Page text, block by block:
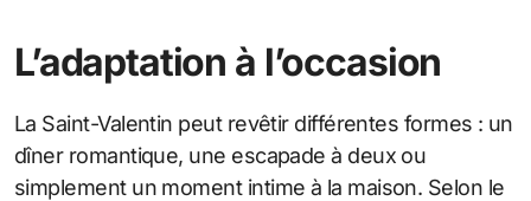
L’adaptation à l’occasion
La Saint-Valentin peut revêtir différentes formes : un
dîner romantique, une escapade à deux ou
simplement un moment intime à la maison. Selon le